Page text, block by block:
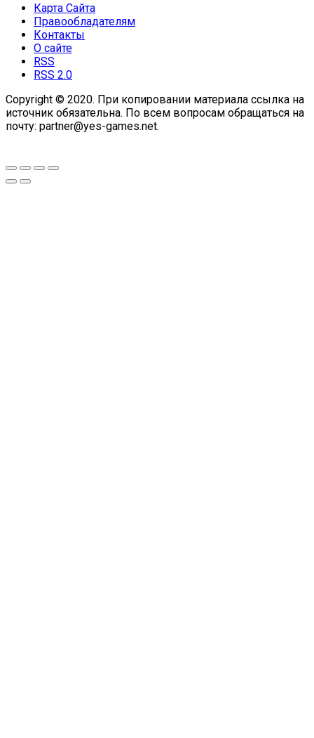
Карта Сайта
Правообладателям
Контакты
О сайте
RSS
RSS 2.0
Copyright © 2020. При копировании материала ссылка на
источник обязательна. По всем вопросам обращаться на
почту: partner@yes-games.net.